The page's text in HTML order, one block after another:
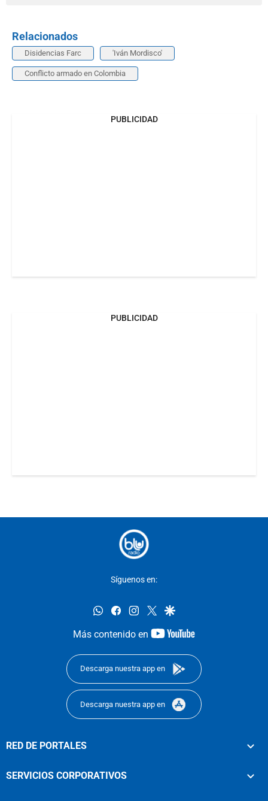
Relacionados
Disidencias Farc 'Iván Mordisco'
Conflicto armado en Colombia
PUBLICIDAD
PUBLICIDAD
Síguenos en:
whatsappfacebookinstagram
twittergoogle
Más contenido en
youtube-
Descarga nuestra app en
Descarga nuestra app en
RED DE PORTALES
SERVICIOS CORPORATIVOS